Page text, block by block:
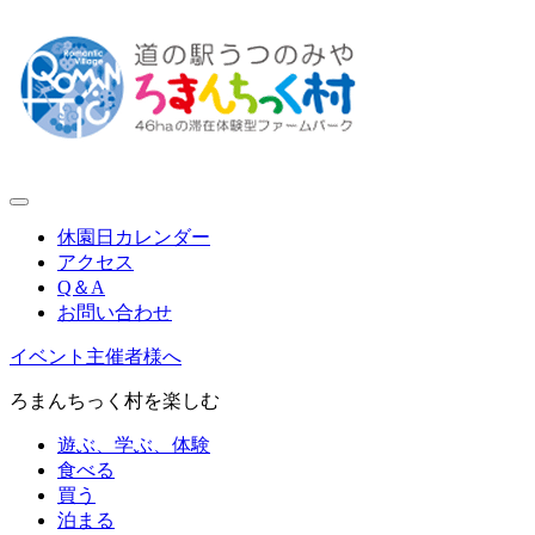
休園日カレンダー
アクセス
Q＆A
お問い合わせ
イベント主催者様へ
ろまんちっく村を楽しむ
遊ぶ、学ぶ、体験
食べる
買う
泊まる